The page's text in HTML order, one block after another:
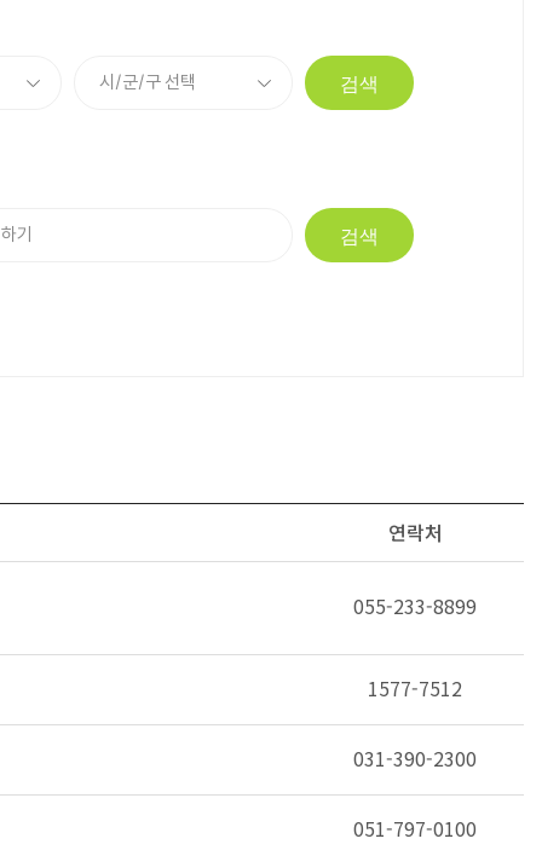
검색
검색
연락처
055-233-8899
1577-7512
031-390-2300
051-797-0100